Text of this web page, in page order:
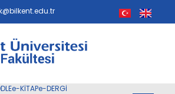
e-KİTAPe-DERGİ